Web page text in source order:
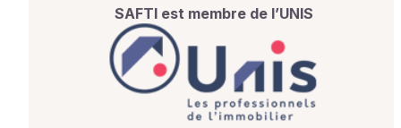
SAFTI est membre de l’UNIS